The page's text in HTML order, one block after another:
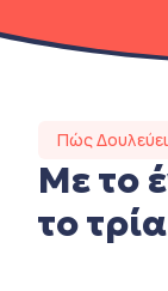
Πώς Δουλεύει
Με το
το